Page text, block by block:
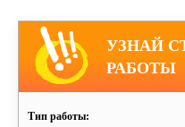
УЗНАЙ
РАБОТЫ
Тип работы: